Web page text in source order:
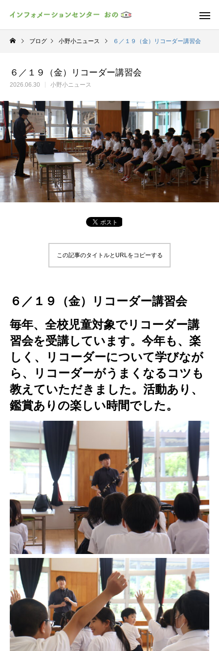
ブログ 小野小ニュース ６／１９（金）リコーダー講習会
６／１９（金）リコーダー講習会
2026.06.30 小野小ニュース
この記事のタイトルとURLをコピーする
６／１９（金）リコーダー講習会
毎年、全校児童対象でリコーダー講
習会を受講しています。今年も、楽
しく、リコーダーについて学びなが
ら、リコーダーがうまくなるコツも
教えていただきました。活動あり、
鑑賞ありの楽しい時間でした。